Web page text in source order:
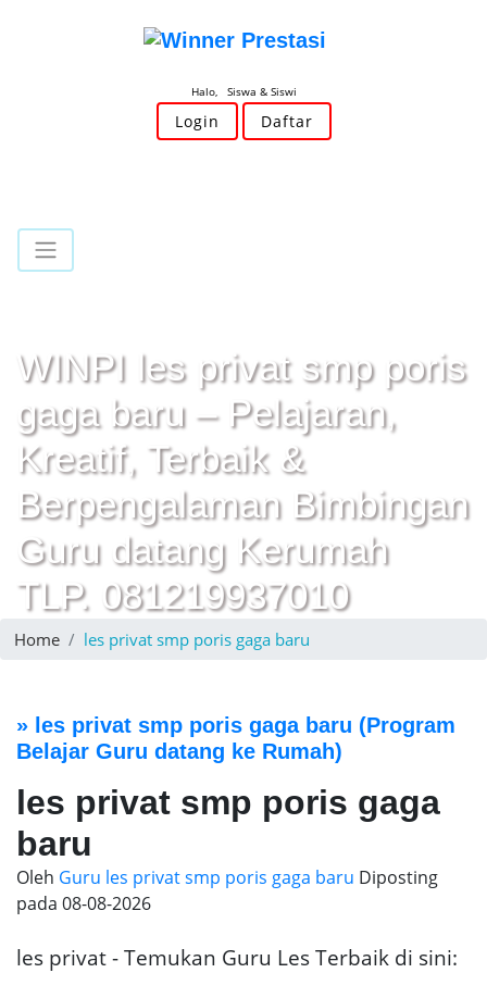
Halo, Siswa & Siswi
Login Daftar
WINPI les privat smp poris
gaga baru – Pelajaran,
Kreatif, Terbaik &
Berpengalaman Bimbingan
Guru datang Kerumah
TLP. 081219937010
Home les privat smp poris gaga baru
» les privat smp poris gaga baru (Program
Belajar Guru datang ke Rumah)
les privat smp poris gaga
baru
Oleh Guru les privat smp poris gaga baru Diposting
pada 08-08-2026
les privat - Temukan Guru Les Terbaik di sini: